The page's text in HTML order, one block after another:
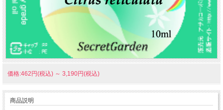
価格:462円(税込) ～ 3,190円(税込)
商品説明